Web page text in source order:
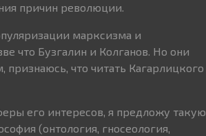
причин революции.
марксизма и
что Бузгалин и Колганов. Но они
что читать Кагарлицкого
его интересов, я предложу такую
(онтология, гносеология,